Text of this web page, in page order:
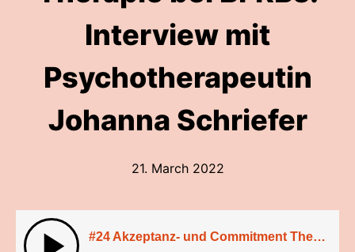
Interview mit
Psychotherapeutin
Johanna Schriefer
21. March 2022
#24 Akzeptanz- und Commitment Therapie bei BFRBs: Interview mit Psychotherapeutin Johanna Schriefer